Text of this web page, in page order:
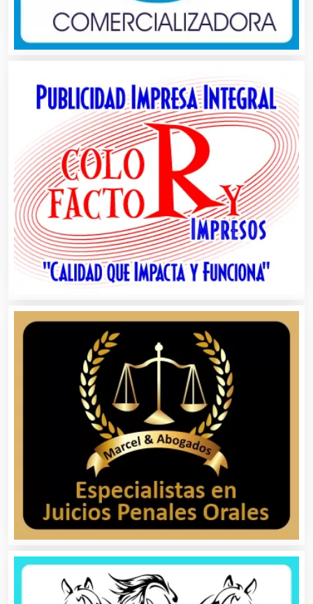
Alquiler de Trajes de Etiqueta
Aluminio
Ambulancias
Análisis Clínicos
Animadores de Eventos
Aparatos y Equipos Eléctricos
Arquitectos
Artes Gráficas
Artesanías